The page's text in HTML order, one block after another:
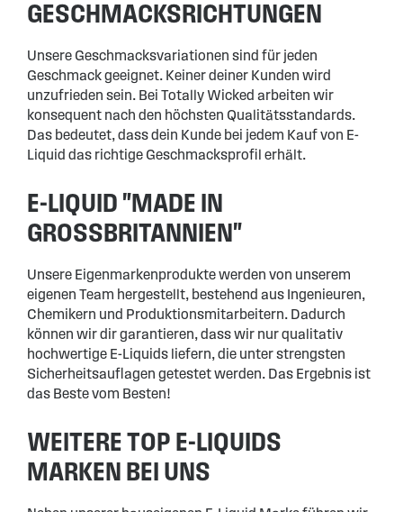
GESCHMACKSRICHTUNGEN
Unsere Geschmacksvariationen sind für jeden
Geschmack geeignet. Keiner deiner Kunden wird
unzufrieden sein. Bei Totally Wicked arbeiten wir
konsequent nach den höchsten Qualitätsstandards.
Das bedeutet, dass dein Kunde bei jedem Kauf von E-
Liquid das richtige Geschmacksprofil erhält.
E-LIQUID "MADE IN
GROSSBRITANNIEN"
Unsere Eigenmarkenprodukte werden von unserem
eigenen Team hergestellt, bestehend aus Ingenieuren,
Chemikern und Produktionsmitarbeitern. Dadurch
können wir dir garantieren, dass wir nur qualitativ
hochwertige E-Liquids liefern, die unter strengsten
Sicherheitsauflagen getestet werden. Das Ergebnis ist
das Beste vom Besten!
WEITERE TOP E-LIQUIDS
MARKEN BEI UNS